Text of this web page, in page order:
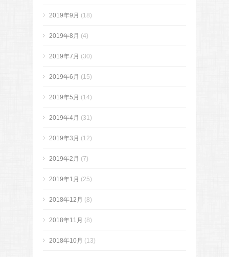
2019年9月 (18)
2019年8月 (4)
2019年7月 (30)
2019年6月 (15)
2019年5月 (14)
2019年4月 (31)
2019年3月 (12)
2019年2月 (7)
2019年1月 (25)
2018年12月 (8)
2018年11月 (8)
2018年10月 (13)